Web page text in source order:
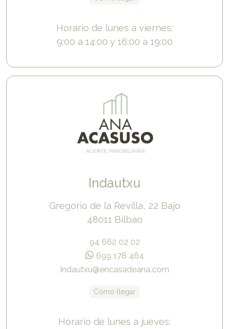
Horario de lunes a viernes:
9:00 a 14:00 y 16:00 a 19:00
Indautxu
Gregorio de la Revilla, 22 Bajo
48011 Bilbao
94 662 02 02
699 178 464
indautxu@encasadeana.com
Cómo llegar
Horario de lunes a jueves: